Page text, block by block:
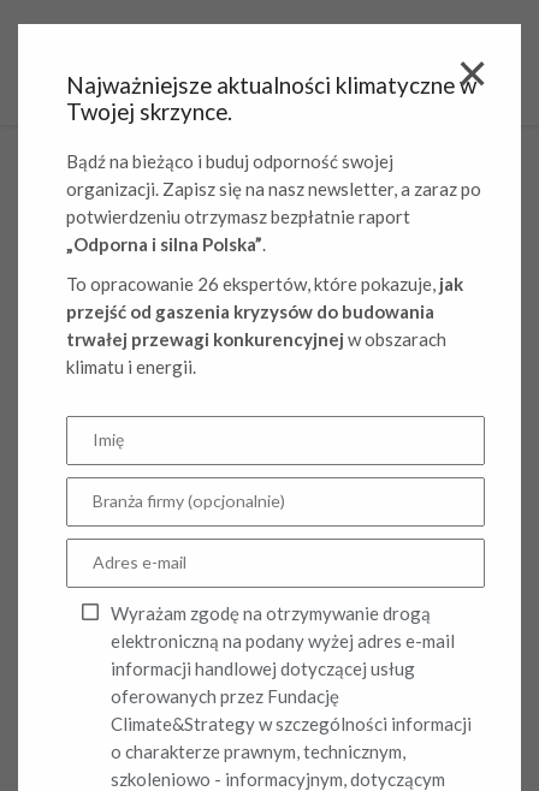
CASE STUDY
W Fundacji Climate&Strategy wspieramy firmy w
odpowiedzialnym podejściu do wyzwań
klimatycznych. Wierzymy, że działania na rzecz klimatu to
dziś nowy wymiar przewagi konkurencyjnej, dlatego
powinny być integralnym elementem strategii
klientom jako merytoryczne i profesjonalne wsparcie na
każdym etapie transformacji klimatycznej – od analizy
emisji i raportowania, przez opracowanie strategii
dekarbonizacji i jej wdrażanie, po komunikację działań
środowiskowych.
standardy liczenia śladu węglowego, uwzględniające
specyfikę firm i branż. Współpracujemy zarówno z dużymi
przedsiębiorstwami posiadającymi złożone łańcuchy
dostaw, jak i bezpłatnie wspieramy sektor MŚP,
udostępniając praktyczne narzędzia do obliczania i
ograniczania emisji. Doradzamy również audytorom,
dbając o spójność, jakość i wiarygodność danych.
Najważniejsze aktualności klimatyczne w
Twojej skrzynce.
Bądź na bieżąco i buduj odporność swojej
organizacji. Zapisz się na nasz newsletter, a zaraz po
potwierdzeniu otrzymasz bezpłatnie raport
„Odporna i silna Polska”.
To opracowanie 26 ekspertów, które pokazuje, jak
przejść od gaszenia kryzysów do budowania
trwałej przewagi konkurencyjnej w obszarach
klimatu i energii.
Wyrażam zgodę na otrzymywanie drogą
elektroniczną na podany wyżej adres e-mail
informacji handlowej dotyczącej usług
oferowanych przez Fundację
Climate&Strategy w szczególności informacji
o charakterze prawnym, technicznym,
szkoleniowo - informacyjnym, dotyczącym